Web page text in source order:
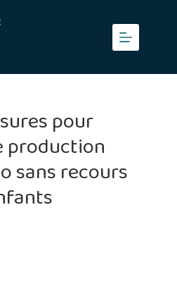
pour
production
sans recours